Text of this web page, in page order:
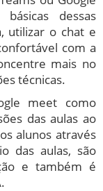
dessas
utilizar o chat e
com a
mais no
técnicas.
meet como
das aulas ao
alunos através
das aulas, são
e também é